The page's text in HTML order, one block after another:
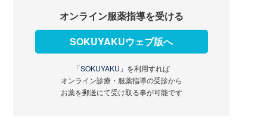
オンライン服薬指導を受ける
SOKUYAKUウェブ版へ
「SOKUYAKU」 を利用すれば
オンライン診療・服薬指導の受診から
お薬を郵送にて受け取る事が可能です